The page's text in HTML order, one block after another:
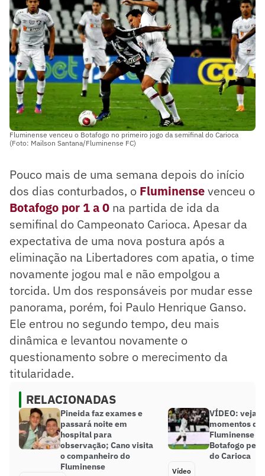
Fluminense venceu o Botafogo no primeiro jogo da semifinal do Carioca
(Foto: Mailson Santana/Fluminense FC)
Pouco mais de uma semana depois do início
dos dias conturbados, o Fluminensevenceu o
Botafogo por 1 a 0 na partida de ida da
semifinal do Campeonato Carioca. Apesar da
expectativa de uma nova postura após a
eliminação na Libertadores com apatia, o time
novamente jogou mal e não empolgou a
torcida. Um dos responsáveis por mudar esse
panorama, porém, foi Paulo Henrique Ganso.
Ele entrou no segundo tempo, deu mais
dinâmica e levantou novamente o
questionamento sobre o merecimento da
titularidade.
RELACIONADAS
Pineida faz exames e
passará noite em
hospital para
observação; Cano visita
o companheiro do
Fluminense
VÍDEO: veja
momentos
Fluminense
Botafogo
do Carioca
Vídeo